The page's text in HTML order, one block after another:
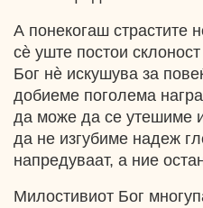
А понекогаш страстите
сѐ уште постои
Бог нѐ искушува за
добиеме поголема
да може да се утешиме
да не изгубиме надеж
напредуваат, а ние
Милостивиот Бог